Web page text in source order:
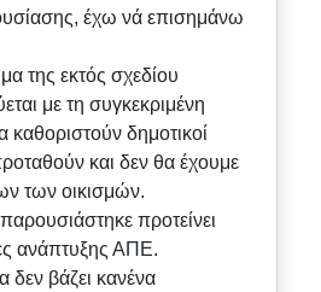
έχω νά επισημάνω
της εκτός σχεδίου
με τη συγκεκριμένη
καθοριστούν δημοτικοί
και δεν θα έχουμε
των οικισμών.
προτείνει
ανάπτυξης ΑΠΕ.
δεν βάζει κανένα